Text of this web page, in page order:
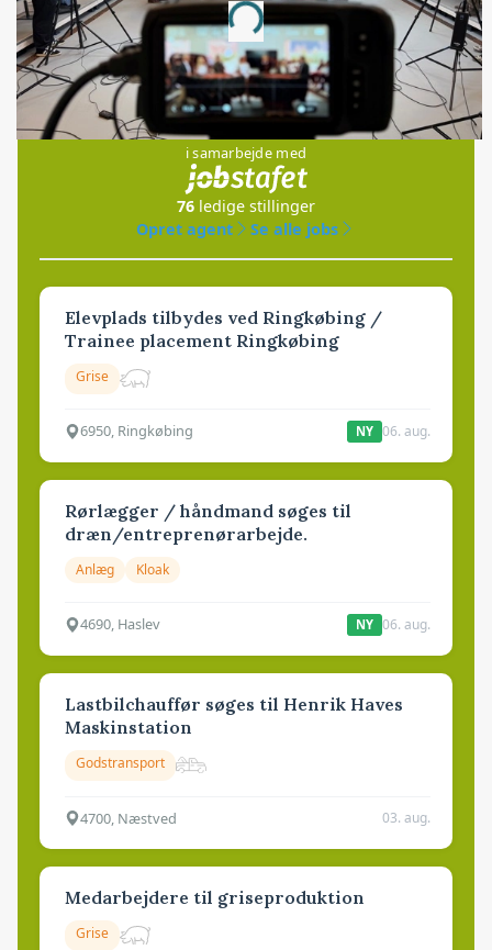
Loading...
Jobs
i samarbejde med
76 ledige stillinger
Opret agent
Se alle jobs
Elevplads tilbydes ved Ringkøbing /
Trainee placement Ringkøbing
Grise
6950, Ringkøbing NY 06. aug.
Rørlægger / håndmand søges til
dræn/entreprenørarbejde.
Anlæg Kloak
4690, Haslev NY 06. aug.
Lastbilchauffør søges til Henrik Haves
Maskinstation
Godstransport
4700, Næstved 03. aug.
Medarbejdere til griseproduktion
Grise